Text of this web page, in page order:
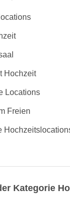
Hochzeit
Locations
Freien
Kategorie